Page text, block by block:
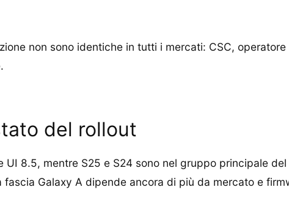
non sono identiche in tutti i mercati: CSC,
del rollout
8.5, mentre S25 e S24 sono nel gruppo principale
Galaxy A dipende ancora di più da mercato e